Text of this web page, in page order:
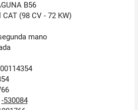
B56
(98 CV - 72 KW)
mano
-530084